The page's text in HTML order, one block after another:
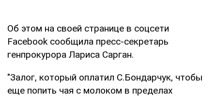
Об этом на своей странице в соцсети
Facebook сообщила пресс-секретарь
генпрокурора Лариса Сарган.
"Залог, который оплатил С.Бондарчук, чтобы
еще попить чая с молоком в пределах